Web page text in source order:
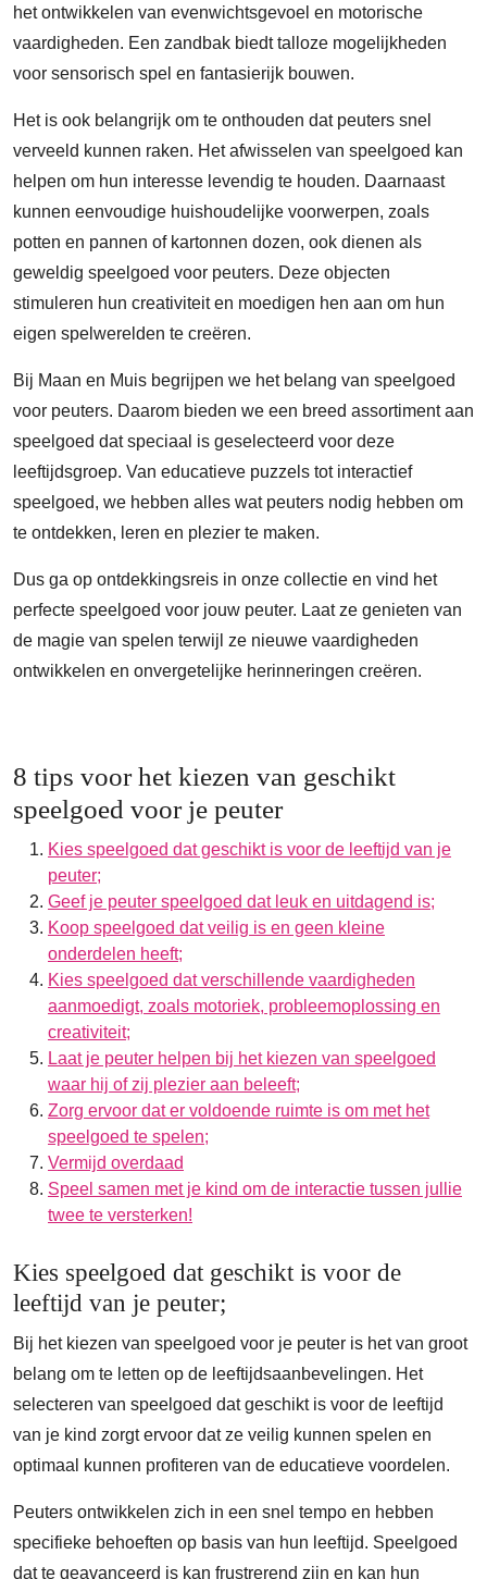
het ontwikkelen van evenwichtsgevoel en motorische
vaardigheden. Een zandbak biedt talloze mogelijkheden
voor sensorisch spel en fantasierijk bouwen.
Het is ook belangrijk om te onthouden dat peuters snel
verveeld kunnen raken. Het afwisselen van speelgoed kan
helpen om hun interesse levendig te houden. Daarnaast
kunnen eenvoudige huishoudelijke voorwerpen, zoals
potten en pannen of kartonnen dozen, ook dienen als
geweldig speelgoed voor peuters. Deze objecten
stimuleren hun creativiteit en moedigen hen aan om hun
eigen spelwerelden te creëren.
Bij Maan en Muis begrijpen we het belang van speelgoed
voor peuters. Daarom bieden we een breed assortiment aan
speelgoed dat speciaal is geselecteerd voor deze
leeftijdsgroep. Van educatieve puzzels tot interactief
speelgoed, we hebben alles wat peuters nodig hebben om
te ontdekken, leren en plezier te maken.
Dus ga op ontdekkingsreis in onze collectie en vind het
perfecte speelgoed voor jouw peuter. Laat ze genieten van
de magie van spelen terwijl ze nieuwe vaardigheden
ontwikkelen en onvergetelijke herinneringen creëren.
8 tips voor het kiezen van geschikt
speelgoed voor je peuter
Kies speelgoed dat geschikt is voor de leeftijd van je
peuter;
Geef je peuter speelgoed dat leuk en uitdagend is;
Koop speelgoed dat veilig is en geen kleine
onderdelen heeft;
Kies speelgoed dat verschillende vaardigheden
aanmoedigt, zoals motoriek, probleemoplossing en
creativiteit;
Laat je peuter helpen bij het kiezen van speelgoed
waar hij of zij plezier aan beleeft;
Zorg ervoor dat er voldoende ruimte is om met het
speelgoed te spelen;
Vermijd overdaad
Speel samen met je kind om de interactie tussen jullie
twee te versterken!
Kies speelgoed dat geschikt is voor de
leeftijd van je peuter;
Bij het kiezen van speelgoed voor je peuter is het van groot
belang om te letten op de leeftijdsaanbevelingen. Het
selecteren van speelgoed dat geschikt is voor de leeftijd
van je kind zorgt ervoor dat ze veilig kunnen spelen en
optimaal kunnen profiteren van de educatieve voordelen.
Peuters ontwikkelen zich in een snel tempo en hebben
specifieke behoeften op basis van hun leeftijd. Speelgoed
dat te geavanceerd is kan frustrerend zijn en kan hun